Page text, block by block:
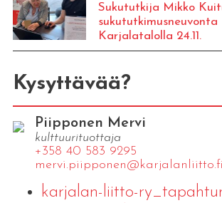
Sukututkija Mikko
sukututkimusneuvonta
Karjalatalolla 24.11.
Kysyttävää?
Piipponen Mervi
kulttuurituottaja
+358 40 583 9295
mervi.​piipponen@​kar​jala​nlii​tto.​fi
karjalan-liitto-